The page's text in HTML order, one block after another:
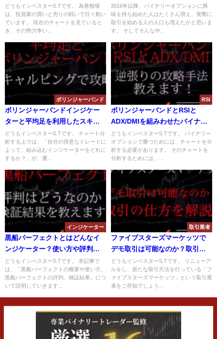
や設定方法を解説！
どうもインベスターS.Tです。 為替相場
は、投資家の買いと売りの戦いで日々動い
ています。 現在のチャートを見ていると
き、その勢力争い...
イナリーオプションを簡単に始
めるには？
2016年以降、バイナリーオプションに興
味を持ち始めた人はたくさん増え、実際に
取引を始める人の人口も増えたかと思いま
す。 そしてそんな中...
ボリンジャーバンド
ボリンジャーバンドインジケー
ターと平均足を利用したスキャ
ルピングトレード手法とは？
どうもインベスターS.Tです。 チャート分
析する上では、「自分の得意なトレードに
よって、組み込むインジケーターをどれに
するか？」が、重...
RSI
ボリンジャーバンドとRSIと
ADX/DMIを組みわせたバイナリ
ー逆張り攻略手法とは？
どうもインベスターS.Tです。 バイナリー
オプションで勝つためには、チャートを分
析する必要があります。 そのチャートを
分析するためには、...
インジケーター
黒船パーフェクトとはどんなイ
ンジケーター？使い方や評判か
ら検証結果について解説！
どうもインベスターS.Tです。 本記事で
は、「黒船パーフェクトの概要や使い方、
黒船パーフェクトの評判、検証結果」につ
いて説明していきます...
取引業者
ファイブスターズマーケッツで
デモ取引は可能なのか？取引ル
ールや使い方の手順について解
説！
どうもインベスターS.Tです。 リニューア
ルをし、新たな取引方法を行っている「フ
ァイブスターズマーケッツ」という取引業
者をご存知でしょう...